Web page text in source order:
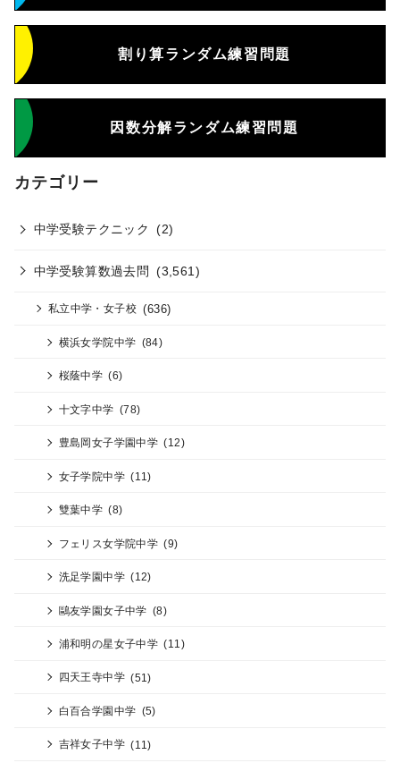
割り算ランダム練習問題
因数分解ランダム練習問題
カテゴリー
中学受験テクニック (2)
中学受験算数過去問 (3,561)
私立中学・女子校 (636)
横浜女学院中学 (84)
桜蔭中学 (6)
十文字中学 (78)
豊島岡女子学園中学 (12)
女子学院中学 (11)
雙葉中学 (8)
フェリス女学院中学 (9)
洗足学園中学 (12)
鷗友学園女子中学 (8)
浦和明の星女子中学 (11)
四天王寺中学 (51)
白百合学園中学 (5)
吉祥女子中学 (11)